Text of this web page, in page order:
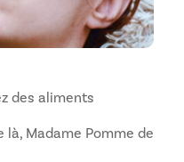
des aliments
là, Madame Pomme de